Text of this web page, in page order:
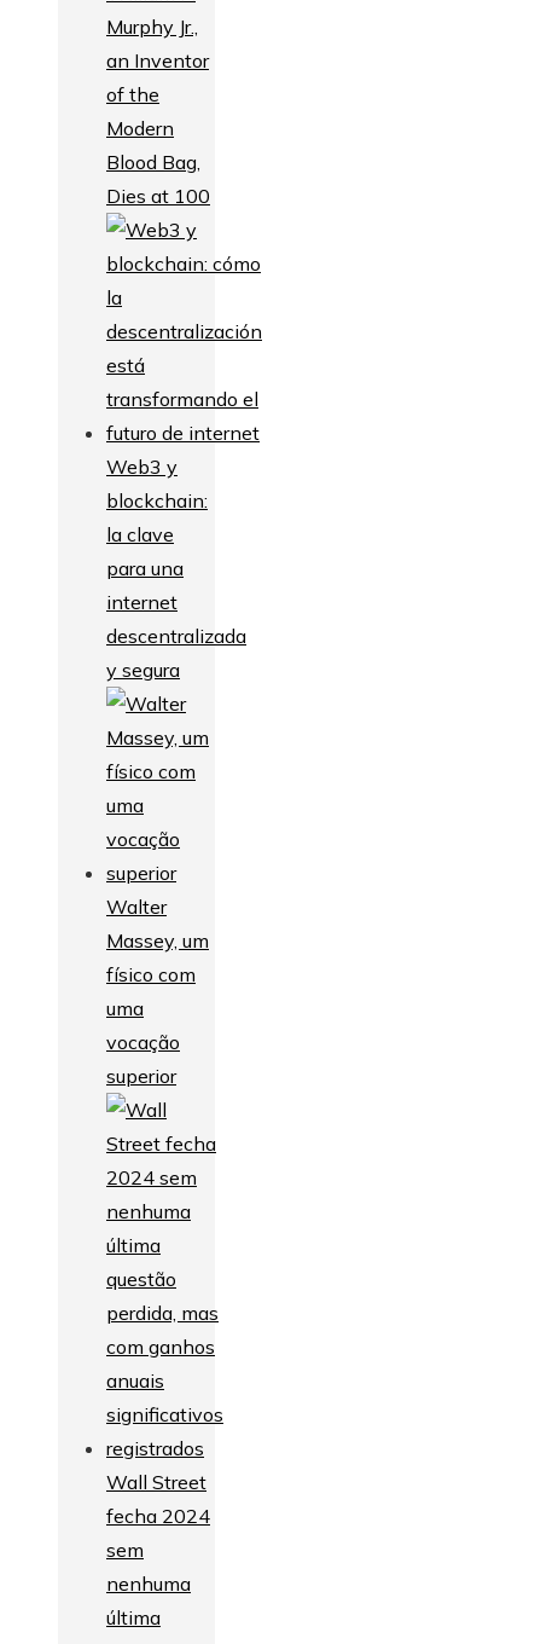
Murphy Jr.,
an Inventor
of the
Modern
Blood Bag,
Dies at 100
Web3 y
blockchain:
la clave
para una
internet
descentralizada
y segura
Walter
Massey, um
físico com
uma
vocação
superior
Wall Street
fecha 2024
sem
nenhuma
última